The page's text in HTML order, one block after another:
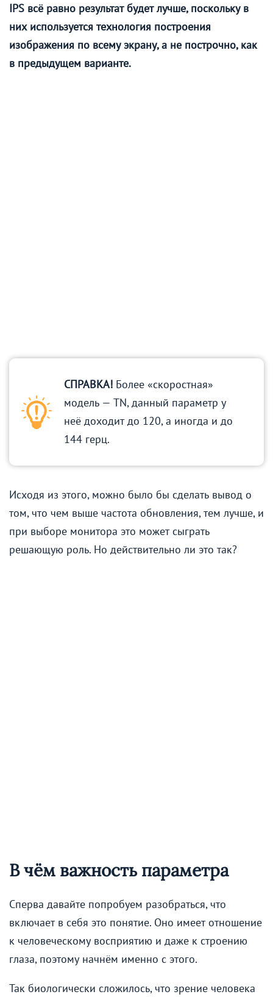
IPS всё равно результат будет лучше, поскольку в
них используется технология построения
изображения по всему экрану, а не построчно, как
в предыдущем варианте.
СПРАВКА! Более «скоростная»
модель — TN, данный параметр у
неё доходит до 120, а иногда и до
144 герц.
Исходя из этого, можно было бы сделать вывод о
том, что чем выше частота обновления, тем лучше, и
при выборе монитора это может сыграть
решающую роль. Но действительно ли это так?
В чём важность параметра
Сперва давайте попробуем разобраться, что
включает в себя это понятие. Оно имеет отношение
к человеческому восприятию и даже к строению
глаза, поэтому начнём именно с этого.
Так биологически сложилось, что зрение человека